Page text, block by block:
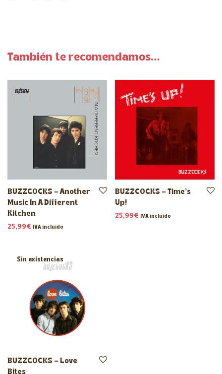
También te recomendamos…
BUZZCOCKS – Another
Music In A Different
Kitchen
25,99€ IVA incluido
BUZZCOCKS – Time’s
Up!
25,99€ IVA incluido
BUZZCOCKS – Love
Bites